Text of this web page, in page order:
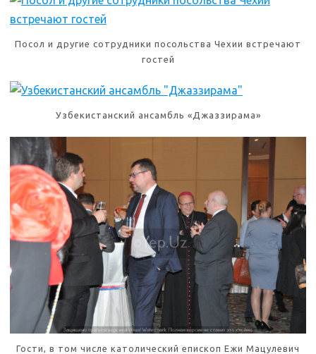
Посол и другие сотрудники посольства Чехии встречают
гостей
Узбекистанский ансамбль «Джаззирама»
Гости, в том числе католический епископ Ежи Мацулевич